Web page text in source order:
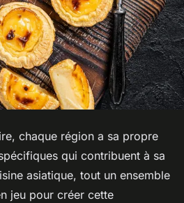
chaque région a sa propre
qui contribuent à sa
asiatique, tout un ensemble
jeu pour créer cette